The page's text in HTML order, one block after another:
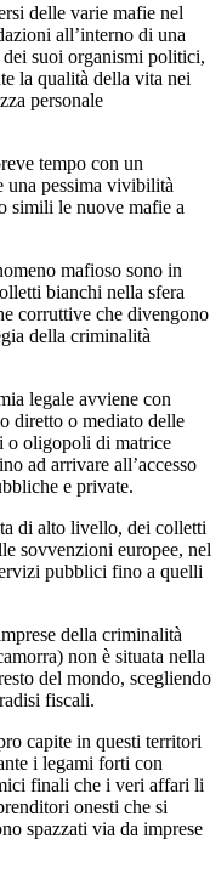
delle varie mafie nel
all’interno di una
suoi organismi politici,
la qualità della vita nei
personale
tempo con un
una pessima vivibilità
simili le nuove mafie a
mafioso sono in
bianchi nella sfera
corruttive che divengono
della criminalità
legale avviene con
diretto o mediato delle
o oligopoli di matrice
ad arrivare all’accesso
e private.
di alto livello, dei colletti
sovvenzioni europee, nel
pubblici fino a quelli
della criminalità
non è situata nella
del mondo, scegliendo
fiscali.
capite in questi territori
i legami forti con
finali che i veri affari li
onesti che si
spazzati via da imprese